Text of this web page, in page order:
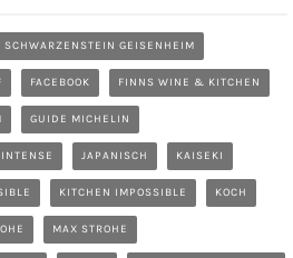
SCHWARZENSTEIN GEISENHEIM
FACEBOOK FINNS WINE & KITCHEN
GUIDE MICHELIN
INTENSE JAPANISCH KAISEKI
KITCHEN IMPOSSIBLE KOCH
MAX STROHE